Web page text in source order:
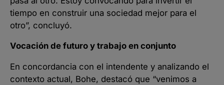
tiempo en construir una sociedad mejor para el
otro”, concluyó.
Vocación de futuro y trabajo en conjunto
En concordancia con el intendente y analizando el
contexto actual, Bohe, destacó que “venimos a